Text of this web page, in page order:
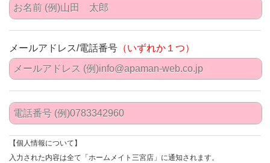
メールアドレス/電話番号 （いずれか１つ）
【個人情報について】
入力された内容は全て「ホームメイト三宮店」に通知されます。